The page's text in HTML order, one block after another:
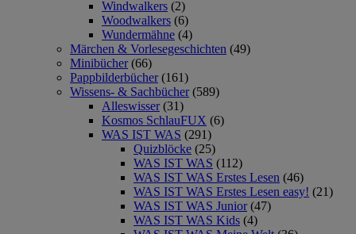
Windwalkers (2)
Woodwalkers (6)
Wundermähne (4)
Märchen & Vorlesegeschichten (49)
Minibücher (66)
Pappbilderbücher (161)
Wissens- & Sachbücher (589)
Alleswisser (31)
Kosmos SchlauFUX (6)
WAS IST WAS (291)
Quizblöcke (25)
WAS IST WAS (112)
WAS IST WAS Erstes Lesen (46)
WAS IST WAS Erstes Lesen easy! (21)
WAS IST WAS Junior (47)
WAS IST WAS Kids (4)